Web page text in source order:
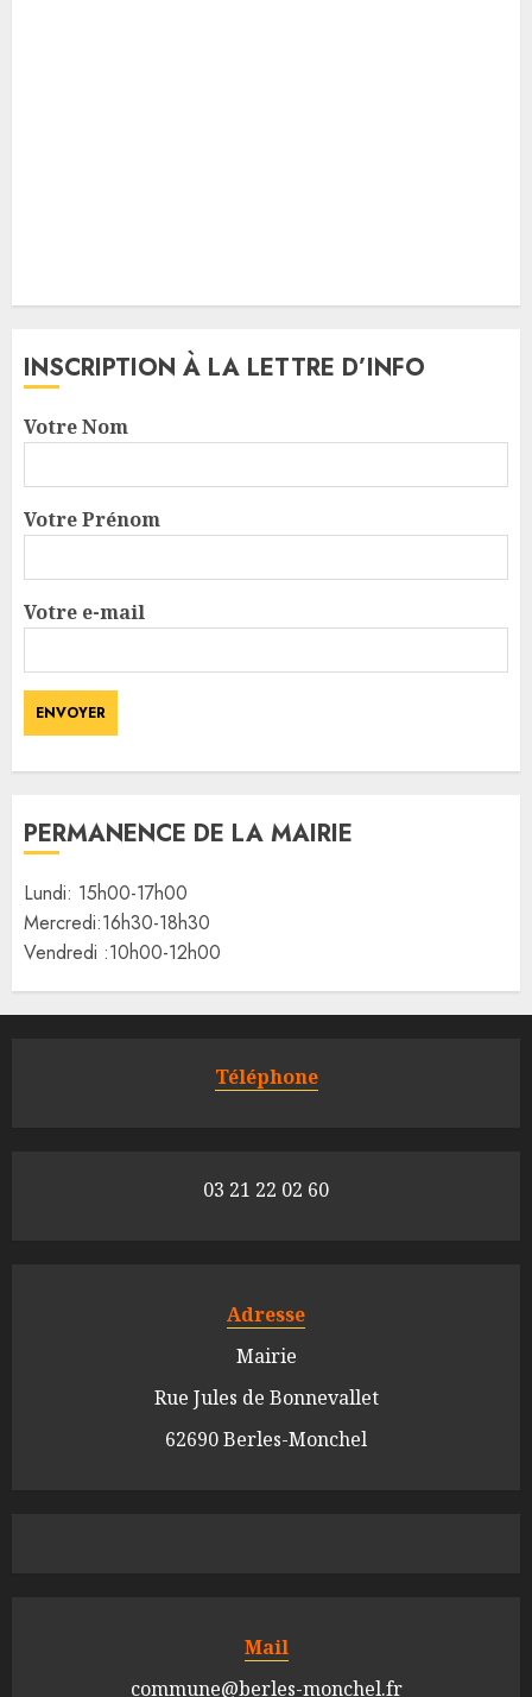
INSCRIPTION À LA LETTRE D’INFO
Votre Nom
Votre Prénom
Votre e-mail
PERMANENCE DE LA MAIRIE
Lundi: 15h00-17h00
Mercredi:16h30-18h30
Vendredi :10h00-12h00
Téléphone
03 21 22 02 60
Adresse
Mairie
Rue Jules de Bonnevallet
62690 Berles-Monchel
Mail
commune@berles-monchel.fr